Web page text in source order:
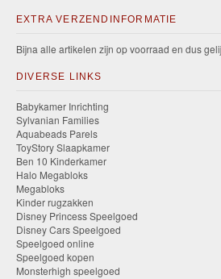
EXTRA VERZENDINFORMATIE
Bijna alle artikelen zijn op voorraad en dus
DIVERSE LINKS
Babykamer Inrichting
Sylvanian Families
Aquabeads Parels
ToyStory Slaapkamer
Ben 10 Kinderkamer
Halo Megabloks
Megabloks
Kinder rugzakken
Disney Princess Speelgoed
Disney Cars Speelgoed
Speelgoed online
Speelgoed kopen
Monsterhigh speelgoed